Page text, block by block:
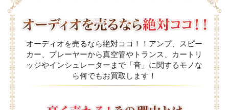
オーディオを売るなら絶対ココ！！アンプ、スピー
カー、プレーヤーから真空管やトランス、カートリ
ッジやインシュレーターまで「音」に関するモノな
ら何でもお買取します！